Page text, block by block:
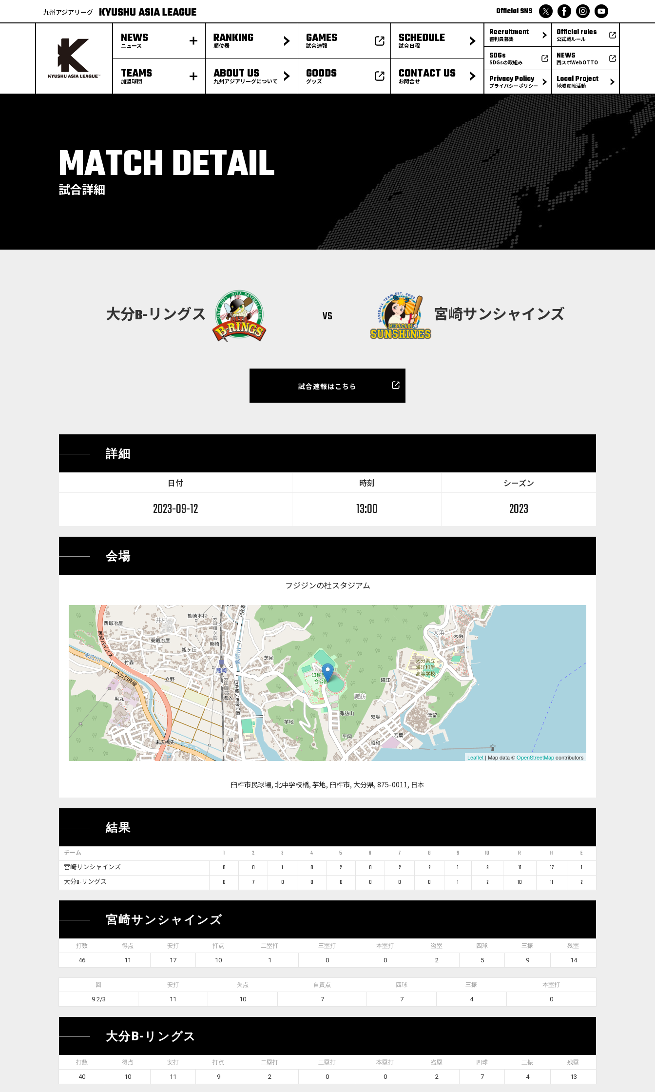
九州アジアリーグ KYUSHU ASIA LEAGUE Official SNS
NEWS
ニュース
TEAMS
加盟球団
RANKING
順位表
ABOUT US
九州アジアリーグについて
GAMES
試合速報
GOODS
グッズ
SCHEDULE
試合日程
CONTACT US
お問合せ
Recruitment
審判員募集
SDGs
SDGsの取組み
Privacy Policy
プライバシーポリシー
Official rules
公式戦ルール
NEWS
西スポWebOTTO
Local Project
地域貢献活動
MATCH DETAIL
試合詳細
宮崎サンシャインズ
vs
大分B-リングス
試合速報はこちら
詳細
日付 時刻 シーズン
2023-09-12 13:00 2023
会場
フジジンの杜スタジアム
Leaflet | Map data ©OpenStreetMapcontributors
臼杵市民球場, 北中学校橋, 芋地, 臼杵市, 大分県, 875-0011, 日本
結果
チーム 1 2 3 4 5 6 7 8 9 10 R H E
宮崎サンシャインズ 0 0 1 0 2 0 2 2 1 3 11 17
1
大分B-リングス
0 7 0 0 0 0 0 0 1 2 10 11 2
宮崎サンシャインズ
打数 得点 安打 打点 二塁打 三塁打 本塁打 盗塁 四球 三振 残塁
46 11 17 10 1 0 0 2 5 9 14
回 安打 失点 自責点 四球 三振 本塁打
9 2/3 11 10 7 7 4 0
大分B-リングス
打数 得点 安打 打点 二塁打 三塁打 本塁打 盗塁 四球 三振 残塁
40 10 11 9 2 0 0 2 7 4 13